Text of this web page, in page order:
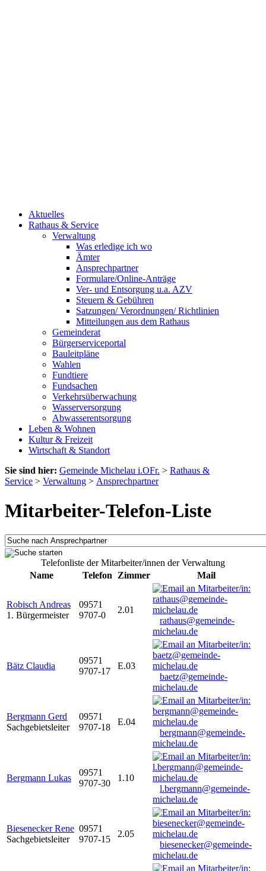
Aktuelles
Rathaus & Service
Verwaltung
Was erledige ich wo
Ämter
Ansprechpartner
Formulare/Online-Anträge
Ver- und Entsorgung u.a. AZV
Steuern & Gebühren
Satzungen/ Verordnungen/ Richtlinien
Mitteilungen aus dem Rathaus
Gemeinderat
Bürgerserviceportal
Bauleitpläne
Wahlen
Fundtiere
Fundsachen
Verkehrsüberwachung
Wasserversorgung
Abwasserentsorgung
Leben & Wohnen
Kultur & Freizeit
Wirtschaft & Standort
Sie sind hier: Gemeinde Michelau i.OFr. > Rathaus &
Service > Verwaltung > Ansprechpartner
Mitarbeiter-Telefon-Liste
Telefonliste der Mitarbeiter/innen der Verwaltung
Name
Telefon Zimmer Mail
Robisch Andreas
1. Bürgermeister
09571
9707-0
2.01
rathaus@gemeinde-
michelau.de
Bätz Claudia
09571
9707-17
E.03
baetz@gemeinde-
michelau.de
Bergmann Gerd
Sachgebietsleiter
09571
9707-18
E.04
bergmann@gemeinde-
michelau.de
Bergmann Lukas
09571
9707-30
1.10
l.bergmann@gemeinde-
michelau.de
Biesenecker Rene
Sachgebietsleiter
09571
9707-15
2.05
biesenecker@gemeinde-
michelau.de